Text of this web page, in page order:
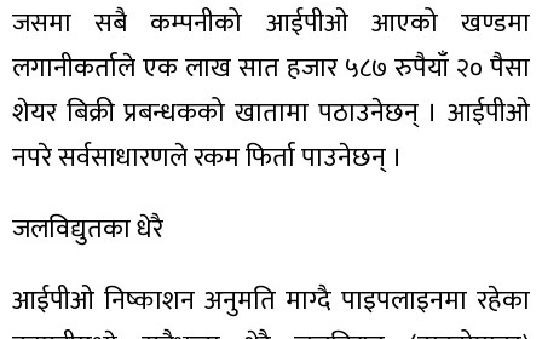
जसमा सबै कम्पनीको आईपीओ आएको खण्डमा
लगानीकर्ताले एक लाख सात हजार ५८७ रुपैयाँ २० पैसा
शेयर बिक्री प्रबन्धकको खातामा पठाउनेछन् । आईपीओ
नपरे सर्वसाधारणले रकम फिर्ता पाउनेछन् ।
जलविद्युतका धेरै
आईपीओ निष्काशन अनुमति माग्दै पाइपलाइनमा रहेका